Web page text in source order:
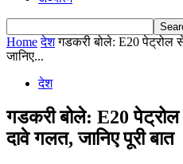
Home देश गडकरी बोले: E20 पेट्रोल
जानिए...
देश
गडकरी बोले: E20
दावे गलत, जानिए पूरी बात